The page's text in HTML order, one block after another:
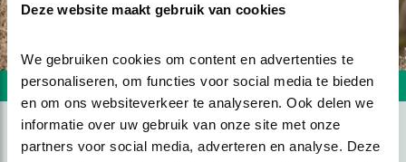
Deze website maakt gebruik van cookies
We gebruiken cookies om content en advertenties te
personaliseren, om functies voor social media te bieden
en om ons websiteverkeer te analyseren. Ook delen we
informatie over uw gebruik van onze site met onze
partners voor social media, adverteren en analyse. Deze
Volgende foto Vorige foto